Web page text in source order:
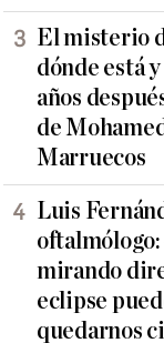
El misterio
dónde está
años
de
Marruecos
Luis
oftalmólogo:
mirando
eclipse
quedarnos